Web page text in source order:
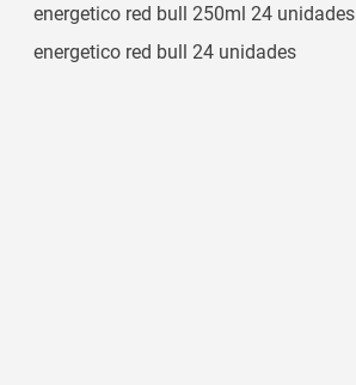
energetico red bull 250ml 24 unidades
energetico red bull 24 unidades